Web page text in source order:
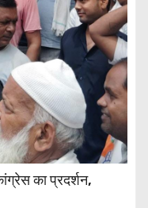
का प्रदर्शन,